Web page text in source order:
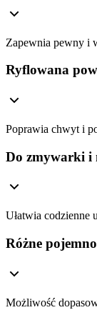
Zapewnia pewny i
Ryflowana
Poprawia chwyt i
Do zmywarki i
Ułatwia codzienne
Różne
Możliwość